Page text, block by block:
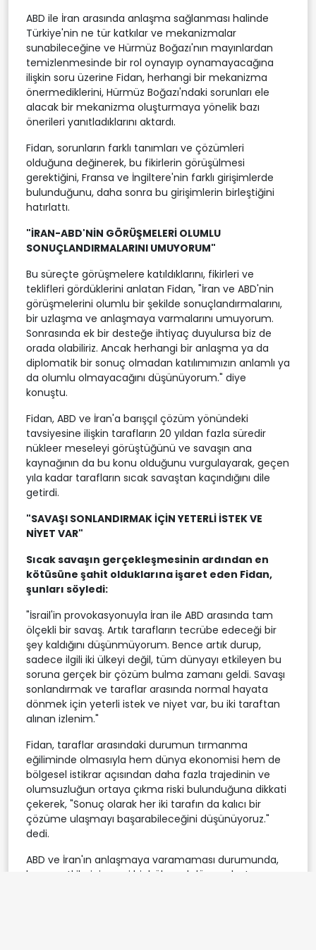
ABD ile İran arasında anlaşma sağlanması halinde
Türkiye'nin ne tür katkılar ve mekanizmalar
sunabileceğine ve Hürmüz Boğazı'nın mayınlardan
temizlenmesinde bir rol oynayıp oynamayacağına
ilişkin soru üzerine Fidan, herhangi bir mekanizma
önermediklerini, Hürmüz Boğazı'ndaki sorunları ele
alacak bir mekanizma oluşturmaya yönelik bazı
önerileri yanıtladıklarını aktardı.
Fidan, sorunların farklı tanımları ve çözümleri
olduğuna değinerek, bu fikirlerin görüşülmesi
gerektiğini, Fransa ve İngiltere'nin farklı girişimlerde
bulunduğunu, daha sonra bu girişimlerin birleştiğini
hatırlattı.
"İRAN-ABD'NİN GÖRÜŞMELERİ OLUMLU
SONUÇLANDIRMALARINI UMUYORUM"
Bu süreçte görüşmelere katıldıklarını, fikirleri ve
teklifleri gördüklerini anlatan Fidan, "İran ve ABD'nin
görüşmelerini olumlu bir şekilde sonuçlandırmalarını,
bir uzlaşma ve anlaşmaya varmalarını umuyorum.
Sonrasında ek bir desteğe ihtiyaç duyulursa biz de
orada olabiliriz. Ancak herhangi bir anlaşma ya da
diplomatik bir sonuç olmadan katılımımızın anlamlı ya
da olumlu olmayacağını düşünüyorum." diye
konuştu.
Fidan, ABD ve İran'a barışçıl çözüm yönündeki
tavsiyesine ilişkin tarafların 20 yıldan fazla süredir
nükleer meseleyi görüştüğünü ve savaşın ana
kaynağının da bu konu olduğunu vurgulayarak, geçen
yıla kadar tarafların sıcak savaştan kaçındığını dile
getirdi.
"SAVAŞI SONLANDIRMAK İÇİN YETERLİ İSTEK VE
NİYET VAR"
Sıcak savaşın gerçekleşmesinin ardından en
kötüsüne şahit olduklarına işaret eden Fidan,
şunları söyledi:
"İsrail'in provokasyonuyla İran ile ABD arasında tam
ölçekli bir savaş. Artık tarafların tecrübe edeceği bir
şey kaldığını düşünmüyorum. Bence artık durup,
sadece ilgili iki ülkeyi değil, tüm dünyayı etkileyen bu
soruna gerçek bir çözüm bulma zamanı geldi. Savaşı
sonlandırmak ve taraflar arasında normal hayata
dönmek için yeterli istek ve niyet var, bu iki taraftan
alınan izlenim."
Fidan, taraflar arasındaki durumun tırmanma
eğiliminde olmasıyla hem dünya ekonomisi hem de
bölgesel istikrar açısından daha fazla trajedinin ve
olumsuzluğun ortaya çıkma riski bulunduğuna dikkati
çekerek, "Sonuç olarak her iki tarafın da kalıcı bir
çözüme ulaşmayı başarabileceğini düşünüyoruz."
dedi.
ABD ve İran'ın anlaşmaya varamaması durumunda,
bunun etkilerinin yeni bir bölgesel düzen oluşturup